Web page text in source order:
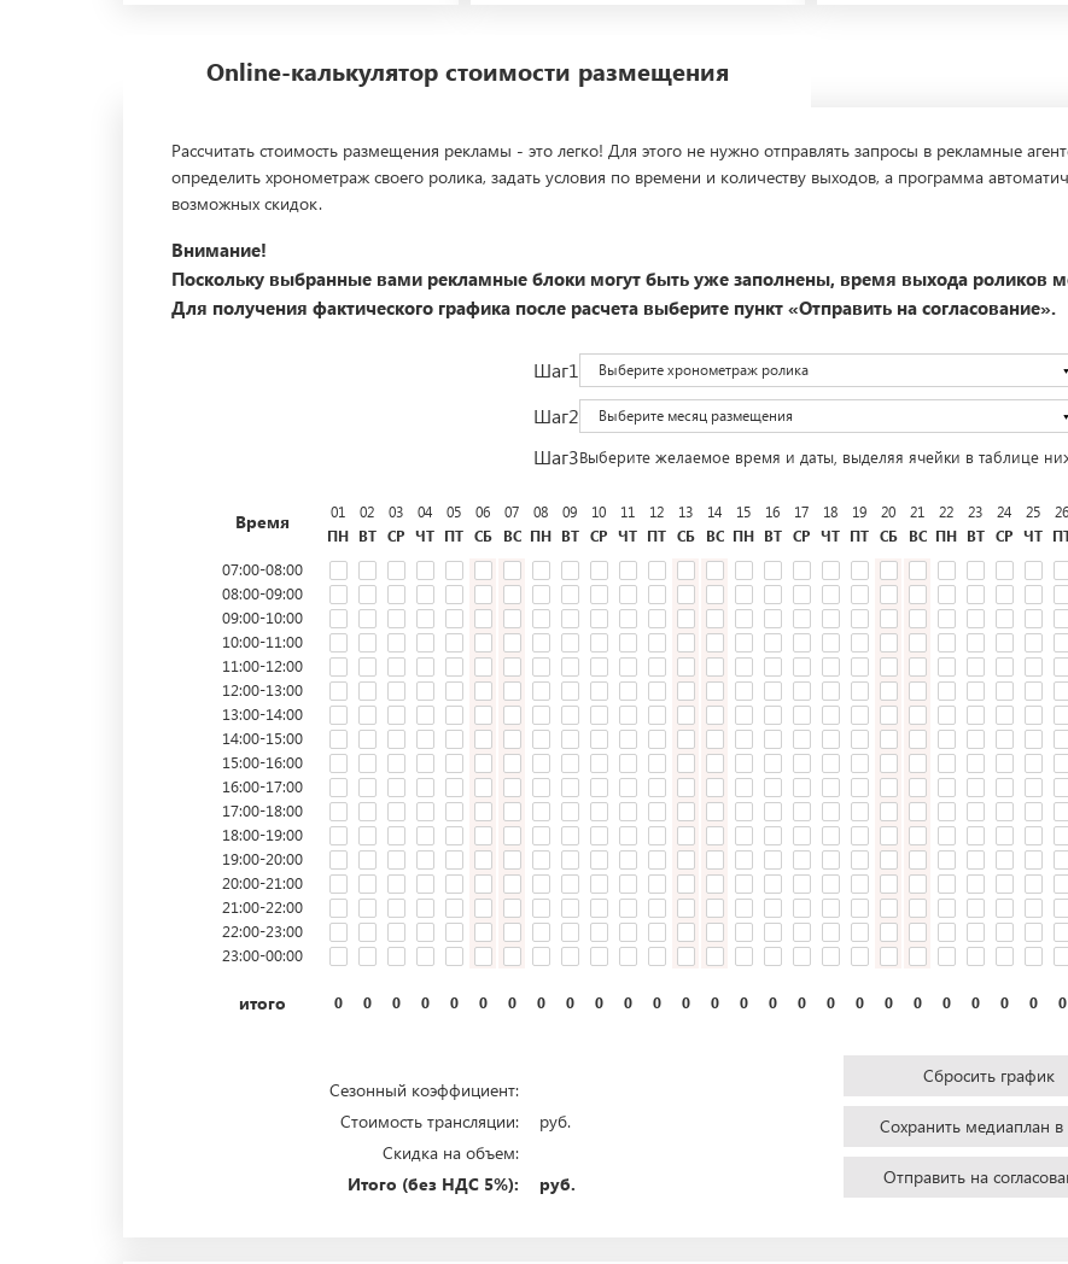
Online-калькулятор стоимости размещения
Рассчитать стоимость размещения рекламы - это легко! Для этого не нужно отправлять запросы в рекламные
определить хронометраж своего ролика, задать условия по времени и количеству выходов, а программа
возможных скидок.
Внимание!
Поскольку выбранные вами рекламные блоки могут быть уже заполнены, время выхода роликов
Для получения фактического графика после расчета выберите пункт «Отправить на согласование».
Шаг1 Выберите хронометраж ролика
Шаг2 Выберите месяц размещения
Шаг3Выберите желаемое время и даты, выделяя ячейки в таблице
Время
01
ПН
02
ВТ
03
СР
04
ЧТ
05
ПТ
06
СБ
07
ВС
08
ПН
09
ВТ
10
СР
11
ЧТ
12
ПТ
13
СБ
14
ВС
15
ПН
16
ВТ
17
СР
18
ЧТ
19
ПТ
20
СБ
21
ВС
22
ПН
23
ВТ
24
СР
25
ЧТ
26
07:00-08:00
08:00-09:00
09:00-10:00
10:00-11:00
11:00-12:00
12:00-13:00
13:00-14:00
14:00-15:00
15:00-16:00
16:00-17:00
17:00-18:00
18:00-19:00
19:00-20:00
20:00-21:00
21:00-22:00
22:00-23:00
23:00-00:00
итого 0 0 0 0 0 0 0 0 0 0 0 0 0 0 0 0 0 0 0 0 0 0 0 0 0 0
Сезонный коэффициент:
Стоимость трансляции:
руб.
Скидка на объем:
Итого (без НДС 5%):
руб.
Сбросить график
Сохранить медиаплан в
Отправить на